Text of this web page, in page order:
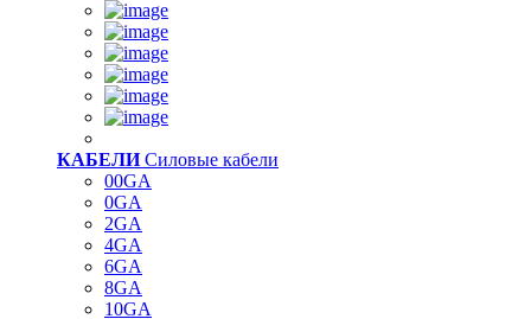
КАБЕЛИСиловые кабели
00GA
0GA
2GA
4GA
6GA
8GA
10GA